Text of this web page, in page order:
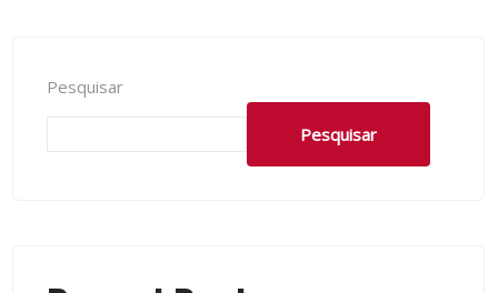
Pesquisar
Pesquisar